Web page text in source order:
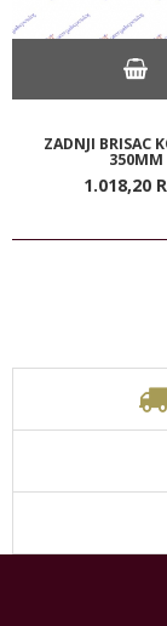
ZADNJI BRISAC
350MM
1.018,20